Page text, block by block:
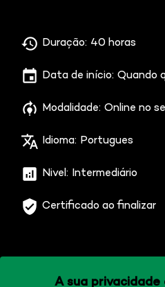
A sua
Duração: 40 horas
Data de início: Quando
Modalidade: Online no
Idioma: Portugues
Nivel: Intermediário
Certificado ao finalizar